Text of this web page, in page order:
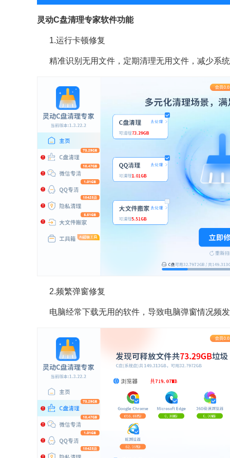
灵动C盘清理专家软件功能
1.运行卡顿修复
精准识别无用文件，定期清理无用文件，减少系
2.频繁弹窗修复
电脑经常下载无用的软件，导致电脑弹窗情况频